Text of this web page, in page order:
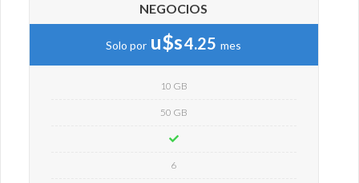
NEGOCIOS
Solo por u$s4.25 mes
10 GB
50 GB
6